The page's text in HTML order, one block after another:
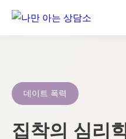
데이트 폭력
집착의 심리